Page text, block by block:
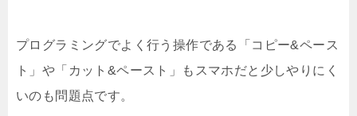
プログラミングでよく行う操作である「コピー&ペース
ト」や「カット&ペースト」もスマホだと少しやりにく
いのも問題点です。